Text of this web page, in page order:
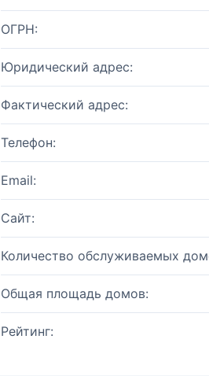
ОГРН:
Юридический адрес:
Фактический адрес:
Телефон:
Email:
Сайт:
Количество обслуживаемых
Общая площадь домов:
Рейтинг: